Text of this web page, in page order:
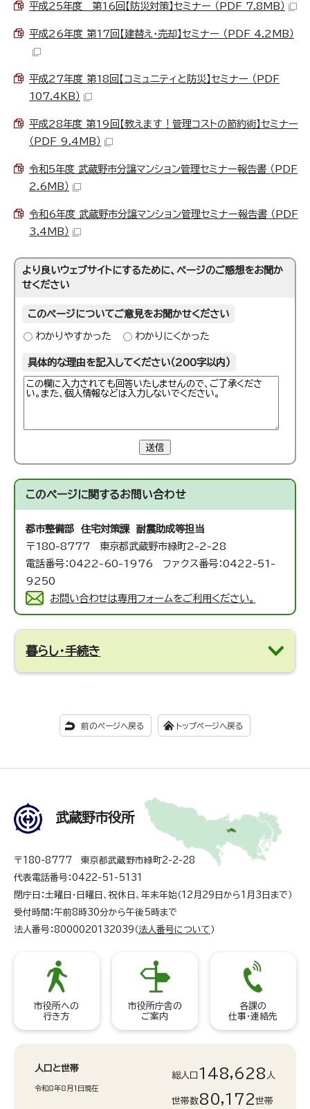
平成25年度 第16回【防災対策】セミナー （PDF 7.8MB）
平成26年度 第17回【建替え・売却】セミナー （PDF 4.2MB）
平成27年度 第18回【コミュニティと防災】セミナー （PDF
107.4KB）
平成28年度 第19回【教えます！管理コストの節約術】セミナー
（PDF 9.4MB）
令和5年度 武蔵野市分譲マンション管理セミナー報告書 （PDF
2.6MB）
令和6年度 武蔵野市分譲マンション管理セミナー報告書 （PDF
3.4MB）
より良いウェブサイトにするために、ページのご感想をお聞か
せください
このページについてご意見をお聞かせください
わかりやすかった わかりにくかった
具体的な理由を記入してください（200字以内）
送信
このページに関するお問い合わせ
都市整備部 住宅対策課 耐震助成等担当
〒180-8777 東京都武蔵野市緑町2-2-28
電話番号：0422-60-1976 ファクス番号：0422-51-
9250
お問い合わせは専用フォームをご利用ください。
暮らし・手続き
前のページへ戻る トップページへ戻る
武蔵野市役所
〒180-8777 東京都武蔵野市緑町2-2-28
代表電話番号：0422-51-5131
閉庁日：土曜日・日曜日、祝休日、年末年始（12月29日から1月3日まで）
受付時間：午前8時30分から午後5時まで
法人番号：8000020132039（ 法人番号について ）
市役所への
行き方
市役所庁舎の
ご案内
各課の
仕事・連絡先
人口と世帯
令和8年8月1日現在
総人口 148,628 人
世帯数80,172世帯